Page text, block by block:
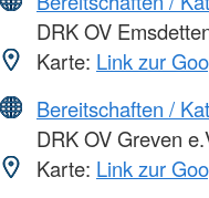
DRK OV
Karte: Link zur
Bereitschaften /
DRK OV Greven
Karte: Link zur